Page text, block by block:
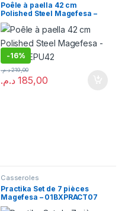
Poêle à paella 42 cm
Polished Steel Magefesa –
01PAPAEPU42
-16%
185,00 د.م.
219,00 د.م.
Casseroles
Practika Set de 7 pièces
Magefesa – 01BXPRACT07